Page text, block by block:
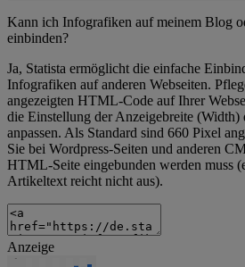
Kann ich Infografiken auf meinem Blog
einbinden?
Ja, Statista ermöglicht die einfache
Infografiken auf anderen Webseiten.
angezeigten HTML-Code auf Ihrer
die Einstellung der Anzeigebreite (Width)
anpassen. Als Standard sind 660 Pixel
Sie bei Wordpress-Seiten und anderen
HTML-Seite eingebunden werden muss
Artikeltext reicht nicht aus).
Anzeige